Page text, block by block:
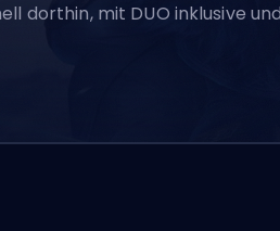
mit DUO inklusive und